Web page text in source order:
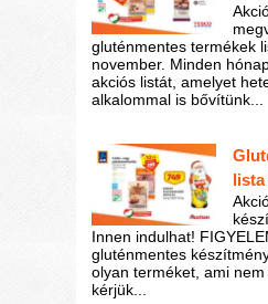
gluténmentes termékek
november. Minden
akciós listát, amelyet
alkalommal is bővítünk...
lista
Innen indulhat!
gluténmentes
olyan terméket, ami
kérjük...